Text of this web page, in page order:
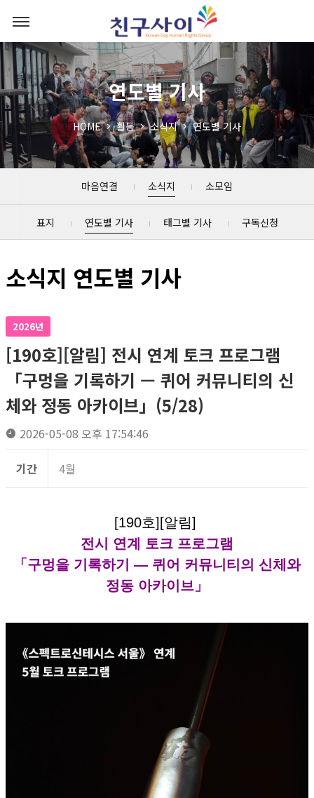
연도별 기사
HOME 활동 소식지 연도별 기사
마음연결 소식지 소모임
표지 연도별 기사 태그별 기사 구독신청
소식지 연도별 기사
2026년
[190호][알림] 전시 연계 토크 프로그램
「구멍을 기록하기 — 퀴어 커뮤니티의 신
체와 정동 아카이브」(5/28)
2026-05-08 오후 17:54:46
기간 4월
[190호][알림]
전시 연계 토크 프로그램
「구멍을 기록하기 — 퀴어 커뮤니티의 신체와
정동 아카이브」